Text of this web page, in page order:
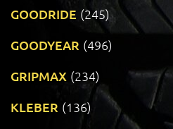
GOODRIDE (245)
GOODYEAR (496)
GRIPMAX (234)
KLEBER (136)